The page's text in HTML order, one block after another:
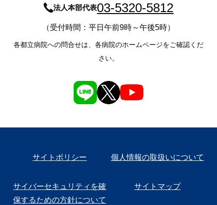
法人本部代表03-5320-5812
（受付時間：平日午前9時～午後5時）
各都立病院への問合せは、各病院のホームページをご確認くだ
さい。
サイトポリシー 個人情報の取扱いについて
サイバーセキュリティを確
保するための方針について
サイトマップ